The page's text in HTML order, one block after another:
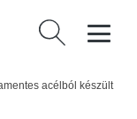
Keresés:
acélból készült